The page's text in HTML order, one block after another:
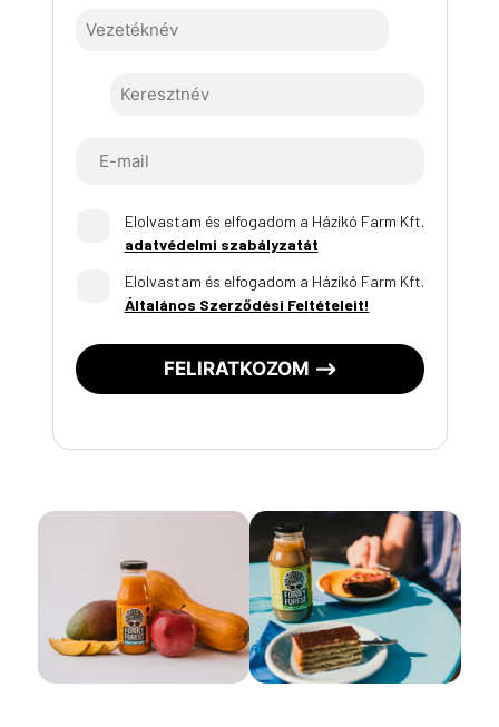
Elolvastam és elfogadom a Házikó Farm Kft.
adatvédelmi szabályzatát
Elolvastam és elfogadom a Házikó Farm Kft.
Általános Szerződési Feltételeit!
FELIRATKOZOM